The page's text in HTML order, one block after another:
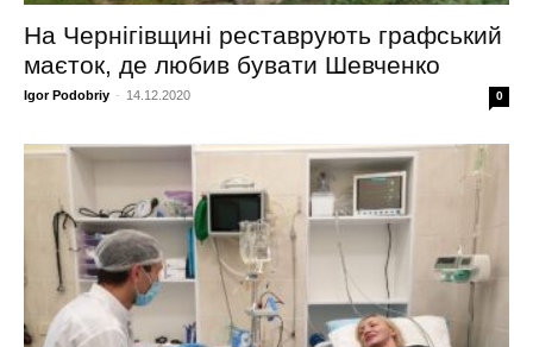
На Чернігівщині реставрують графський
маєток, де любив бувати Шевченко
Igor Podobriy - 14.12.2020 0